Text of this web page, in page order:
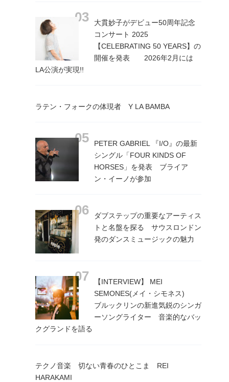
大貫妙子がデビュー50周年記念
コンサート 2025
【CELEBRATING 50 YEARS】の
開催を発表 2026年2月には
LA公演が実現!!
ラテン・フォークの体現者 Y LA BAMBA
PETER GABRIEL 『I/O』の最新
シングル「FOUR KINDS OF
HORSES」を発表 ブライア
ン・イーノが参加
ダブステップの重要なアーティス
トと名盤を探る サウスロンドン
発のダンスミュージックの魅力
【INTERVIEW】 MEI
SEMONES(メイ・シモネス)
ブルックリンの新進気鋭のシンガ
ーソングライター 音楽的なバッ
クグランドを語る
テクノ音楽 切ない青春のひとこま REI
HARAKAMI